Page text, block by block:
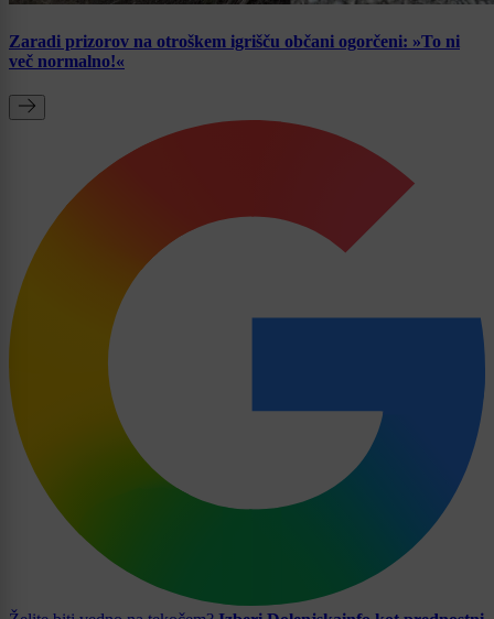
Zaradi prizorov na otroškem igrišču občani ogorčeni: »To ni
več normalno!«